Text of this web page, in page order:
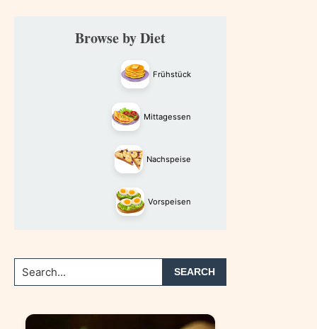
Primary
SidebarBrowse by Diet
Frühstück
Mittagessen
Nachspeise
Vorspeisen
Search...